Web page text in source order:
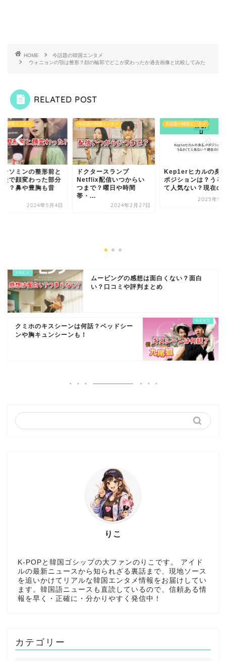
HOME
今話題の韓国エンタメ
ウォニョンの顎は整形？顔の輪郭でどこが変わったか過去画像と比較してみた
RELATED POST
の韓国エンタメ
タースランプ
配信いつからい
で？曜日や時間
2024年2月27日
今話題の韓国エンタメ
Kep1erヒカルの身長や
ポジションは？うるさく
て人気ない？現在の...
今話題の韓国エンタメ
チョンソミンの整形
整形後で顔変わった
はどこ？鼻や豊胸も
クミホのキスシーンは何話？ベッドシー
ンや胸キュンシーンも！
りこ
K-POPと韓国ゴシップの大ファンのりこです。 アイド
ルの最新ニュースから知られざる裏話まで、現地ソース
ます。韓国語ニュースも直読しているので、信頼ある情
報を早く・正確に・分かりやすく発信中！